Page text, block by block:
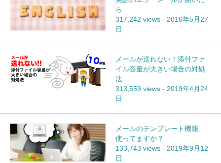
ら
317,242 views - 2016年5月27
日
メールが送れない！添付ファ
イル容量が大きい場合の対処
法
313,559 views - 2019年4月24
日
メールのテンプレート機能、
使ってますか？
133,743 views - 2019年9月12
日